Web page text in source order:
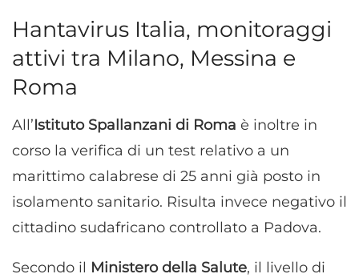
Hantavirus Italia, monitoraggi
attivi tra Milano, Messina e
Roma
All’Istituto Spallanzani di Roma è inoltre in
corso la verifica di un test relativo a un
marittimo calabrese di 25 anni già posto in
isolamento sanitario. Risulta invece negativo il
cittadino sudafricano controllato a Padova.
Secondo il Ministero della Salute, il livello di